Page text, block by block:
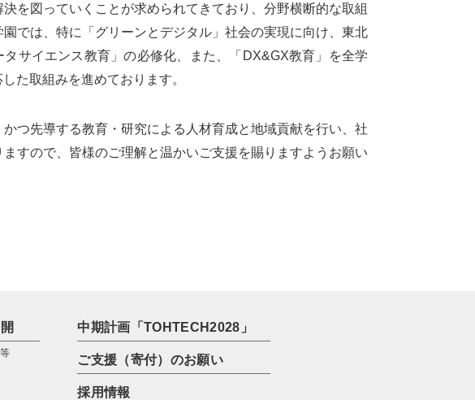
を図っていくことが求められてきており、分野横断的な取組
では、特に「グリーンとデジタル」社会の実現に向け、東北
サイエンス教育」の必修化、また、「DX&GX教育」を全学
た取組みを進めております。
つ先導する教育・研究による人材育成と地域貢献を行い、社
すので、皆様のご理解と温かいご支援を賜りますようお願い
中期計画「TOHTECH2028」
ご支援（寄付）のお願い
採用情報